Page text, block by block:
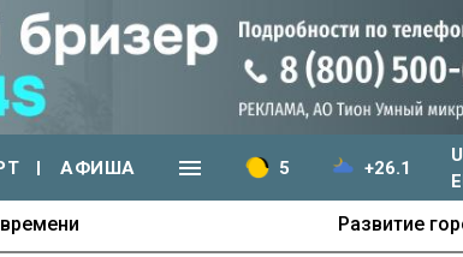
АФИША 5 +26.1
Развитие